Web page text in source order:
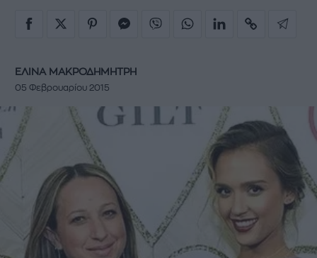
ΕΛΙΝΑ ΜΑΚΡΟΔΗΜΗΤΡΗ
05 Φεβρουαρίου 2015